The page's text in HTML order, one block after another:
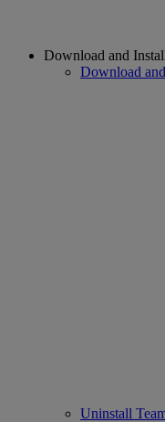
Download and
Download
Uninstall